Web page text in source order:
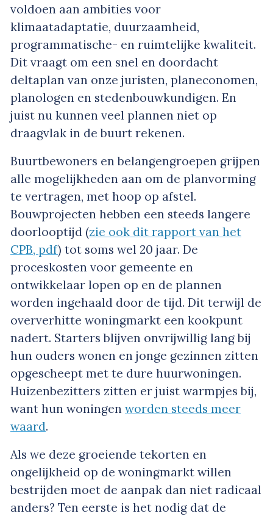
voldoen aan ambities voor
klimaatadaptatie, duurzaamheid,
programmatische- en ruimtelijke kwaliteit.
Dit vraagt om een snel en doordacht
deltaplan van onze juristen, planeconomen,
planologen en stedenbouwkundigen. En
juist nu kunnen veel plannen niet op
draagvlak in de buurt rekenen.
Buurtbewoners en belangengroepen grijpen
alle mogelijkheden aan om de planvorming
te vertragen, met hoop op afstel.
Bouwprojecten hebben een steeds langere
doorlooptijd (zie ook dit rapport van het
CPB, pdf) tot soms wel 20 jaar. De
proceskosten voor gemeente en
ontwikkelaar lopen op en de plannen
worden ingehaald door de tijd. Dit terwijl de
oververhitte woningmarkt een kookpunt
nadert. Starters blijven onvrijwillig lang bij
hun ouders wonen en jonge gezinnen zitten
opgescheept met te dure huurwoningen.
Huizenbezitters zitten er juist warmpjes bij,
want hun woningen worden steeds meer
waard.
Als we deze groeiende tekorten en
ongelijkheid op de woningmarkt willen
bestrijden moet de aanpak dan niet radicaal
anders? Ten eerste is het nodig dat de